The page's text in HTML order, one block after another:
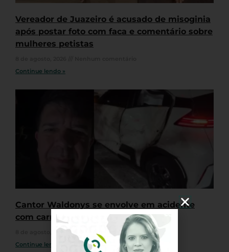
Vereador de Juazeiro é acusado de misoginia
após postar foto com faca e comentário sobre
mulheres petistas
Continue lendo »
Cantor Waldonys se envolve em acidente
com carro em Fortaleza
8 de agosto, 2026
Nenhum comentário
Continue lendo »